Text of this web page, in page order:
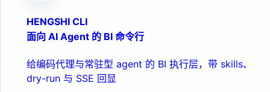
HENGSHI CLI
面向 AI Agent 的 BI 命令行
给编码代理与常驻型 agent 的 BI 执行层，带 skills、
dry-run 与 SSE 回显